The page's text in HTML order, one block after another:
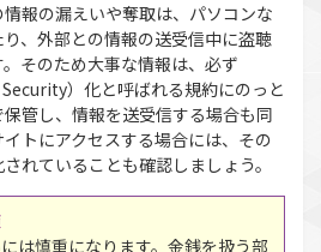
報の漏えいや奪取は、パソコンな
、外部との情報の送受信中に盗聴
そのため大事な情報は、必ず
）化と呼ばれる規約にのっと
管し、情報を送受信する場合も同
トにアクセスする場合には、その
れていることも確認しましょう。
は慎重になります。金銭を扱う部